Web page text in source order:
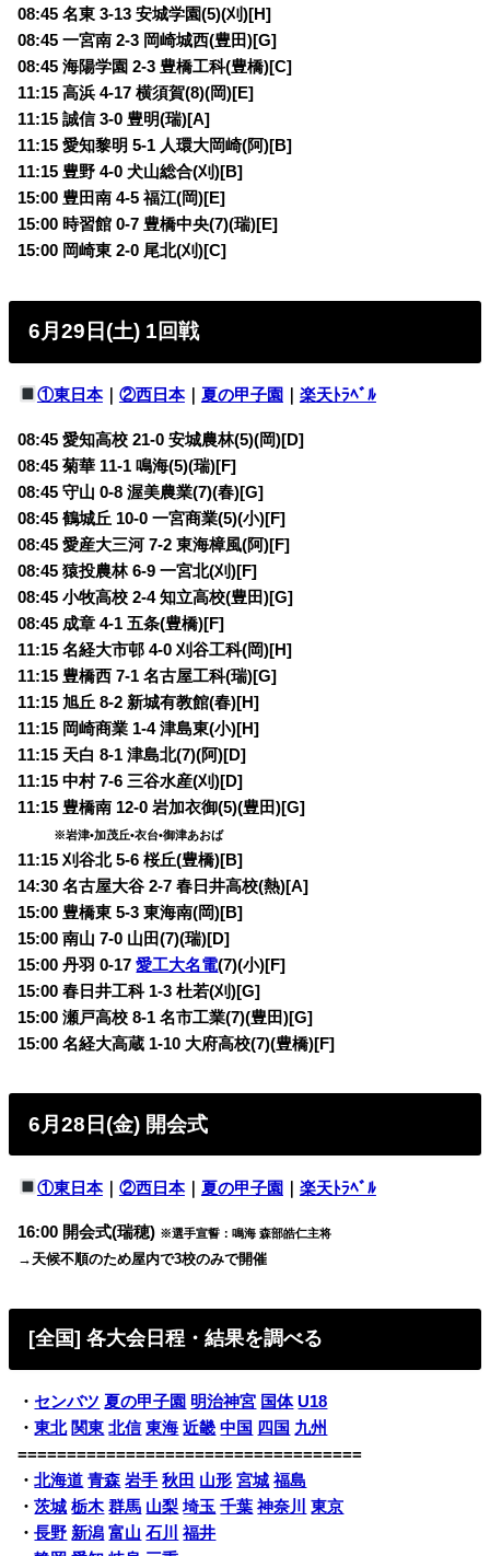
08:45 名東 3-13 安城学園(5)(刈)[H]
08:45 一宮南 2-3 岡崎城西(豊田)[G]
08:45 海陽学園 2-3 豊橋工科(豊橋)[C]
11:15 高浜 4-17 横須賀(8)(岡)[E]
11:15 誠信 3-0 豊明(瑞)[A]
11:15 愛知黎明 5-1 人環大岡崎(阿)[B]
11:15 豊野 4-0 犬山総合(刈)[B]
15:00 豊田南 4-5 福江(岡)[E]
15:00 時習館 0-7 豊橋中央(7)(瑞)[E]
15:00 岡崎東 2-0 尾北(刈)[C]
6月29日(土) 1回戦
①東日本｜ ②西日本｜ 夏の甲子園 ｜ 楽天ﾄﾗﾍﾞﾙ
08:45 愛知高校 21-0 安城農林(5)(岡)[D]
08:45 菊華 11-1 鳴海(5)(瑞)[F]
08:45 守山 0-8 渥美農業(7)(春)[G]
08:45 鶴城丘 10-0 一宮商業(5)(小)[F]
08:45 愛産大三河 7-2 東海樟風(阿)[F]
08:45 猿投農林 6-9 一宮北(刈)[F]
08:45 小牧高校 2-4 知立高校(豊田)[G]
08:45 成章 4-1 五条(豊橋)[F]
11:15 名経大市邨 4-0 刈谷工科(岡)[H]
11:15 豊橋西 7-1 名古屋工科(瑞)[G]
11:15 旭丘 8-2 新城有教館(春)[H]
11:15 岡崎商業 1-4 津島東(小)[H]
11:15 天白 8-1 津島北(7)(阿)[D]
11:15 中村 7-6 三谷水産(刈)[D]
11:15 豊橋南 12-0 岩加衣御(5)(豊田)[G]
※岩津•加茂丘•衣台•御津あおば
11:15 刈谷北 5-6 桜丘(豊橋)[B]
14:30 名古屋大谷 2-7 春日井高校(熱)[A]
15:00 豊橋東 5-3 東海南(岡)[B]
15:00 南山 7-0 山田(7)(瑞)[D]
15:00 丹羽 0-17愛工大名電(7)(小)[F]
15:00 春日井工科 1-3 杜若(刈)[G]
15:00 瀬戸高校 8-1 名市工業(7)(豊田)[G]
15:00 名経大高蔵 1-10 大府高校(7)(豊橋)[F]
6月28日(金) 開会式
①東日本｜ ②西日本｜ 夏の甲子園 ｜ 楽天ﾄﾗﾍﾞﾙ
16:00 開会式(瑞穂) ※選手宣誓：鳴海 森部皓仁主将
→天候不順のため屋内で3校のみで開催
[全国] 各大会日程・結果を調べる
・ センバツ 夏の甲子園 明治神宮 国体 U18
・東北 関東 北信 東海 近畿 中国 四国 九州
===================================
・北海道 青森 岩手 秋田 山形 宮城 福島
・茨城 栃木 群馬 山梨 埼玉 千葉 神奈川
東京
・長野 新潟 富山 石川
福井